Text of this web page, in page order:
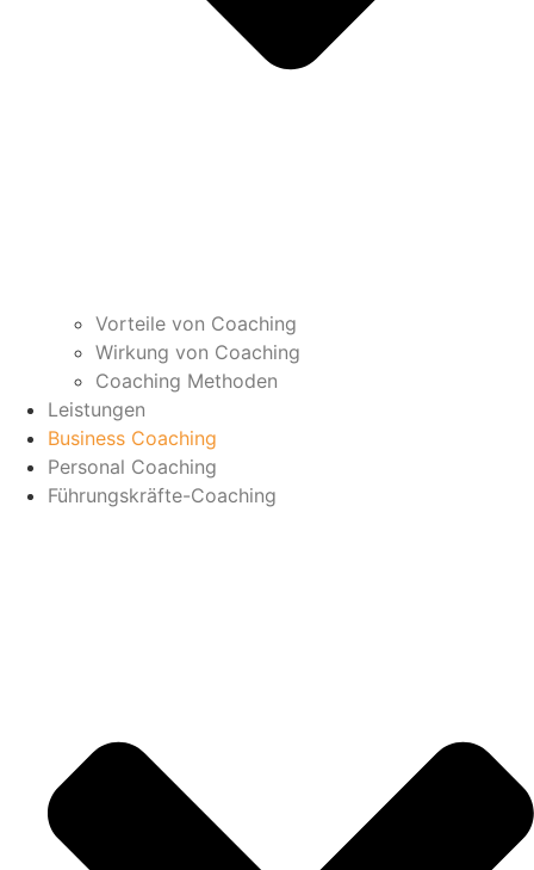
Vorteile von Coaching
Wirkung von Coaching
Coaching Methoden
Leistungen
Business Coaching
Personal Coaching
Führungskräfte-Coaching